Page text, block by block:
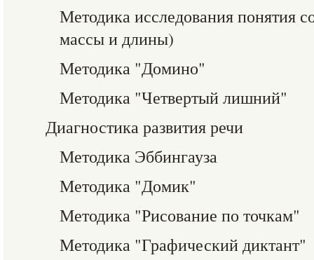
Методика исследования понятия
массы и длины)
Методика "Домино"
Методика "Четвертый лишний"
Диагностика развития речи
Методика Эббингауза
Методика "Домик"
Методика "Рисование по точкам"
Методика "Графический диктант"